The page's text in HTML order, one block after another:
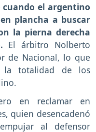
el argentino
plancha a buscar
la pierna derecha
El árbitro Nolberto
de Nacional, lo que
la totalidad de los
en reclamar en
quien desencadenó
al defensor